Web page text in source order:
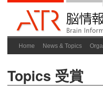
Home News & Topics
Topics 受賞